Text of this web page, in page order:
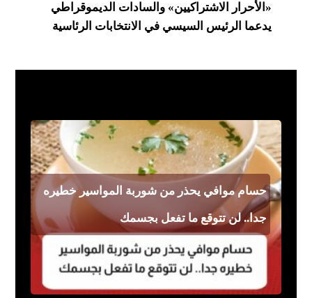
«الأحرار الاشتراكيين» والسادات الديموقراطي
يدعما الرئيس السيسي في الانتخابات الرئاسية
حسام موافي يحذر من شوربة المواسير خطيره
جدا.. لن تتوقع ما تفعل بجسمك